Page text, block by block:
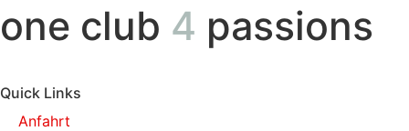
one club 4 passions
Quick Links
Anfahrt